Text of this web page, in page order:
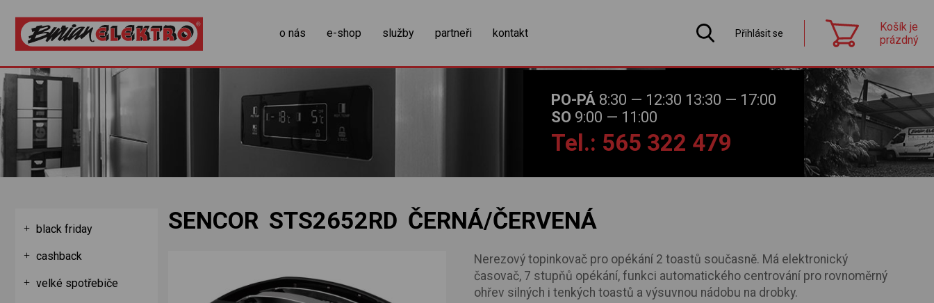
o nás e-shop služby partneři kontakt Přihlásit se
Košík je
prázdný
zobrazit obsah košíku
PO-PÁ 8:30 — 12:30 13:30 — 17:00
SO 9:00 — 11:00
Tel.: 565 322 479
SENCOR STS2652RD ČERNÁ/ČERVENÁ
Nerezový topinkovač pro opékání 2 toastů současně. Má elektronický
časovač, 7 stupňů opékání, funkci automatického centrování pro rovnoměrný
ohřev silných i tenkých toastů a výsuvnou nádobu na drobky.
black friday
cashback
velké spotřebiče